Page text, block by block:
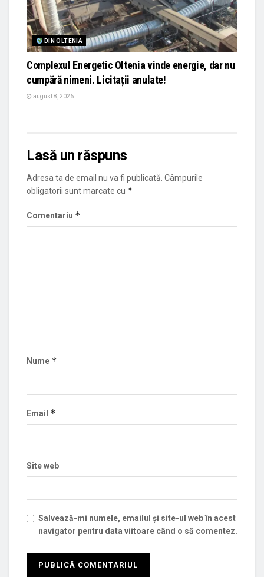
DIN OLTENIA
Complexul Energetic Oltenia vinde energie, dar nu
cumpără nimeni. Licitații anulate!
august 8, 2026
Lasă un răspuns
Adresa ta de email nu va fi publicată. Câmpurile
obligatorii sunt marcate cu *
Comentariu *
Nume *
Email *
Site web
Salvează-mi numele, emailul și site-ul web în acest
navigator pentru data viitoare când o să comentez.